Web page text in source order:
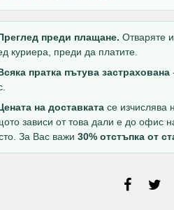
преди плащане. Отваряте
куриера, преди да платите.
пратка пътува застрахована
на доставката се изчислява
зависи от това дали е до офис
За Вас важи 30% отстъпка от